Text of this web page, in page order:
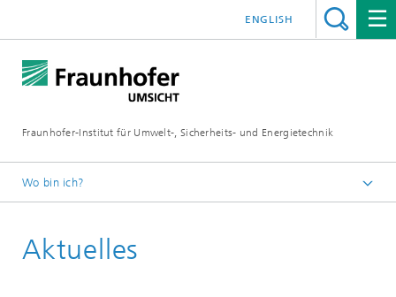
Fraunhofer-Institut für Umwelt-, Sicherheits- und Energietechnik
ENGLISH
Wo bin ich?
Aktuelles